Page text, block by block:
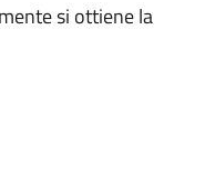
si ottiene la